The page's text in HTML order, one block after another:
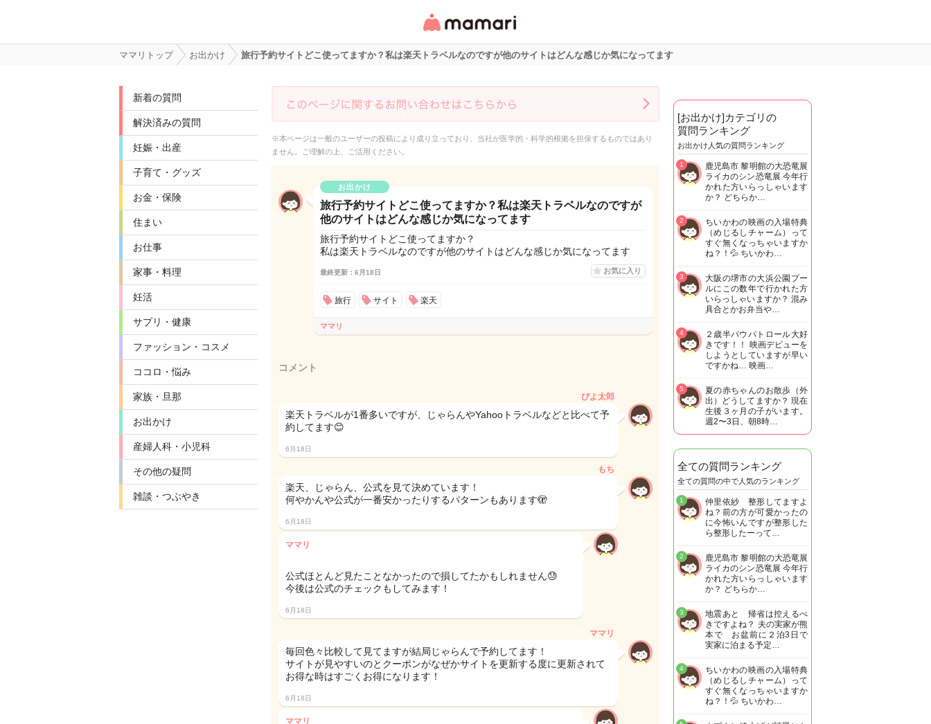
リ・情報サイト
ママリトップ お出かけ 旅行予約サイトどこ使ってますか？私は楽天トラベルなのですが他のサイトはどんな感じか気になってます
新着の質問
解決済みの質問
妊娠・出産
子育て・グッズ
お金・保険
住まい
お仕事
家事・料理
妊活
サプリ・健康
ファッション・コスメ
ココロ・悩み
家族・旦那
お出かけ
産婦人科・小児科
その他の疑問
雑談・つぶやき
※本ページは一般のユーザーの投稿により成り立っており、当社が医学的・科学的根拠を担保するものではあり
ません。ご理解の上、ご活用ください。
お出かけ
旅行予約サイトどこ使ってますか？私は楽天トラベルなのですが
他のサイトはどんな感じか気になってます
旅行予約サイトどこ使ってますか？
私は楽天トラベルなのですが他のサイトはどんな感じか気になってます
最終更新：6月18日 お気に入り
旅行 サイト 楽天
ママリ
コメント
ぴよ太郎
楽天トラベルが1番多いですが、じゃらんやYahooトラベルなどと比べて予
約してます😊
6月18日
もち
楽天、じゃらん、公式を見て決めています！
何やかんや公式が一番安かったりするパターンもあります🫣
6月18日
ママリ
公式ほとんど見たことなかったので損してたかもしれません😓
今後は公式のチェックもしてみます！
6月18日
ママリ
毎回色々比較して見てますが結局じゃらんで予約してます！
サイトが見やすいのとクーポンがなぜかサイトを更新する度に更新されて
お得な時はすごくお得になります！
6月18日
ママリ
[お出かけ]カテゴリの
質問ランキング
お出かけ人気の質問ランキング
鹿児島市 黎明館の大恐竜展
ライカのシン恐竜展 今年行
かれた方いらっしゃいます
か？ どちらか…
1
ちいかわの映画の入場特典
（めじるしチャーム）って
すぐ無くなっちゃいますか
ね？！💦 ちいかわ…
2
大阪の堺市の大浜公園プー
ルにこの数年で行かれた方
いらっしゃいますか？ 混み
具合とかお弁当や…
3
２歳半パウパトロール大好
きです！！ 映画デビューを
しようとしていますが早い
ですかね… 映画…
4
夏の赤ちゃんのお散歩（外
出）どうしてますか？ 現在
生後３ヶ月の子がいます。
週2〜3日、朝8時…
5
全ての質問ランキング
全ての質問の中で人気のランキング
仲里依紗 整形してますよ
ね？前の方が可愛かったの
に今怖いんですが整形した
ら整形したーって…
1
鹿児島市 黎明館の大恐竜展
ライカのシン恐竜展 今年行
かれた方いらっしゃいます
か？ どちらか…
2
地震あと 帰省は控えるべ
きですよね？ 夫の実家が熊
本で お盆前に２泊3日で
実家に泊まる予定…
3
ちいかわの映画の入場特典
（めじるしチャーム）って
すぐ無くなっちゃいますか
ね？！💦 ちいかわ…
4